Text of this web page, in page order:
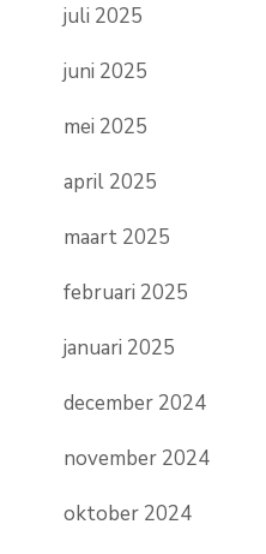
juli 2025
juni 2025
mei 2025
april 2025
maart 2025
februari 2025
januari 2025
december 2024
november 2024
oktober 2024